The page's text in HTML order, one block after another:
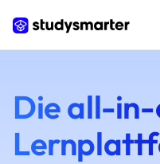
Die all-